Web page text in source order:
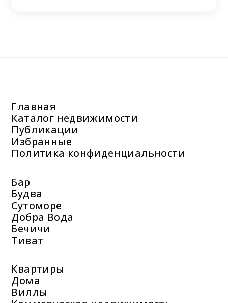
Главная
Каталог недвижимости
Публикации
Избранные
Политика конфиденциальности
Бар
Будва
Сутоморе
Добра Вода
Бечичи
Тиват
Квартиры
Дома
Виллы